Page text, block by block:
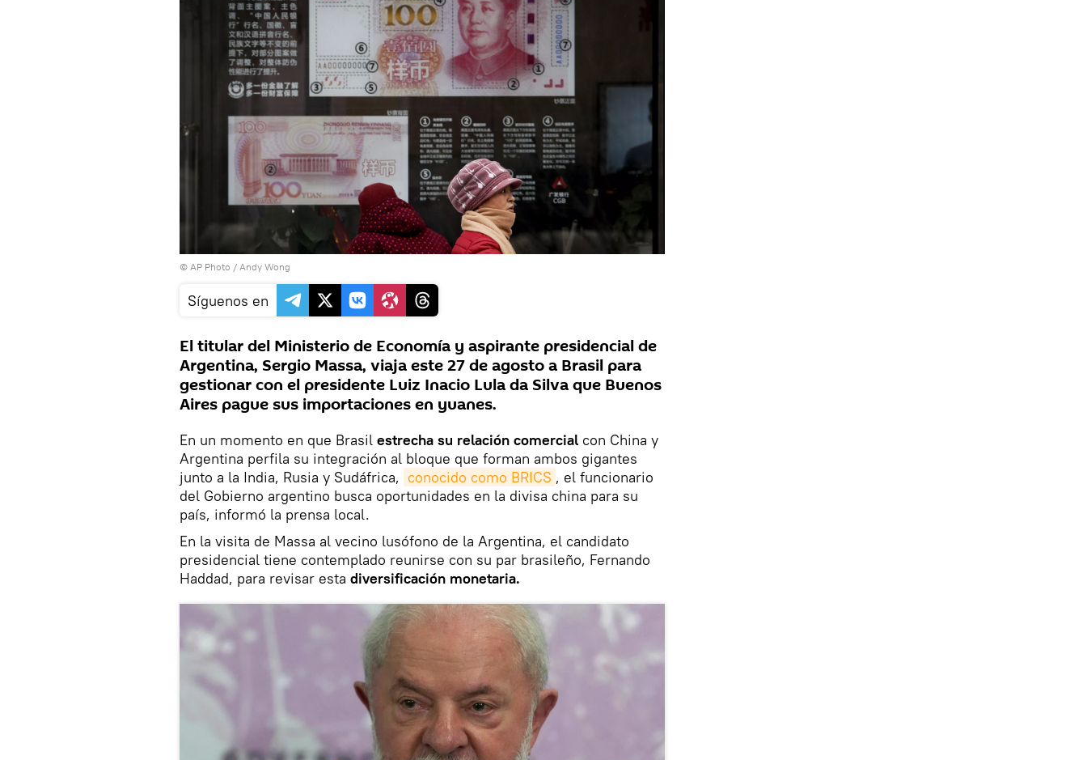
© AP Photo / Andy Wong
Síguenos en
El titular del Ministerio de Economía y aspirante presidencial de
Argentina, Sergio Massa, viaja este 27 de agosto a Brasil para
gestionar con el presidente Luiz Inacio Lula da Silva que Buenos
Aires pague sus importaciones en yuanes.
En un momento en que Brasil estrecha su relación comercial con China y
Argentina perfila su integración al bloque que forman ambos gigantes
junto a la India, Rusia y Sudáfrica, conocido como BRICS , el funcionario
del Gobierno argentino busca oportunidades en la divisa china para su
país, informó la prensa local.
En la visita de Massa al vecino lusófono de la Argentina, el candidato
presidencial tiene contemplado reunirse con su par brasileño, Fernando
Haddad, para revisar esta diversificación monetaria.